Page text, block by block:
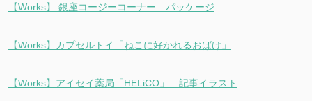
【Works】 銀座コージーコーナー パッケージ
【Works】カプセルトイ「ねこに好かれるおばけ」
【Works】アイセイ薬局「HELiCO」 記事イラスト